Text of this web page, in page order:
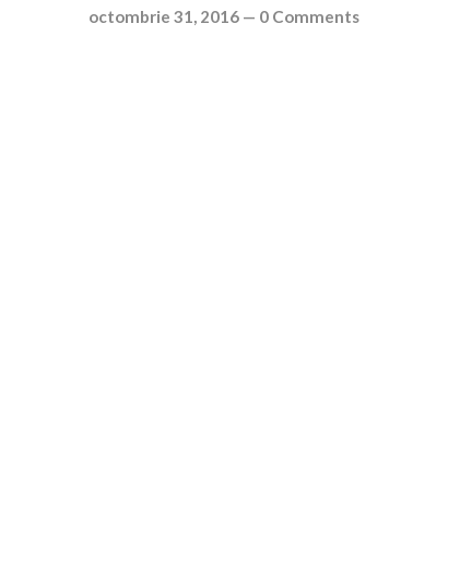
octombrie 31, 2016— 0 Comments